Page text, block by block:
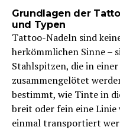
Grundlagen der
und Typen
Tattoo-Nadeln sind
herkömmlichen Sinne –
Stahlspitzen, die in
zusammengelötet
bestimmt, wie Tinte in
breit oder fein eine Linie
einmal transportiert